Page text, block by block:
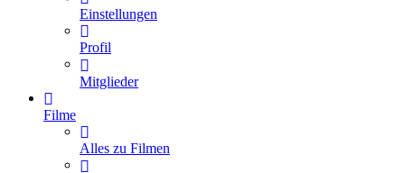
Einstellungen
Profil
Mitglieder
Filme
Alles zu Filmen